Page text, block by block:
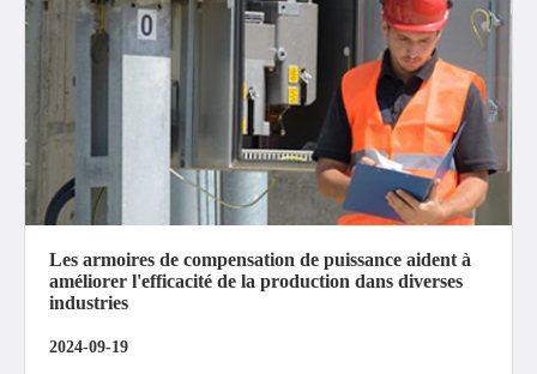
Les armoires de compensation de puissance aident à
améliorer l'efficacité de la production dans diverses
industries
2024-09-19